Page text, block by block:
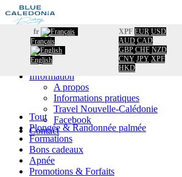
fr
Français
English
XPF EUR USD
AUD CAD
GBP CHF NZD
CNY JPY XPF
HKD
Accueil
Réservation
Calendrier
Information
A propos
Informations pratiques
Travel Nouvelle-Calédonie
Facebook
Contact
Tout
Plongée & Randonnée palmée
Formations
Bons cadeaux
Apnée
Promotions & Forfaits